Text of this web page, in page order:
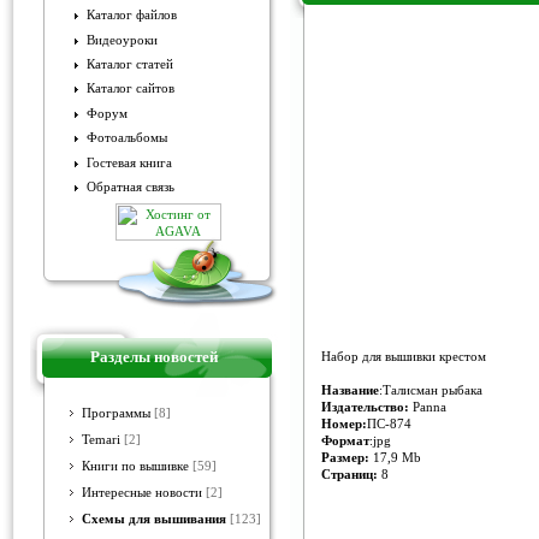
Каталог файлов
Видеоуроки
Каталог статей
Каталог сайтов
Форум
Фотоальбомы
Гостевая книга
Обратная связь
Разделы новостей
Программы [8]
Temari [2]
Книги по вышивке [59]
Интересные новости [2]
Схемы для вышивания [123]
Набор для вышивки крестом
Название:Талисман рыбака
Издательство: Panna
Номер:ПС-874
Формат:jpg
Размер: 17,9 Mb
Страниц: 8